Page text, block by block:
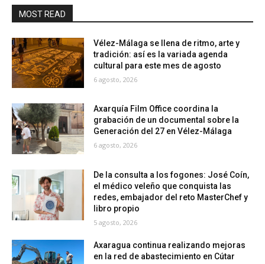
MOST READ
Vélez-Málaga se llena de ritmo, arte y
tradición: así es la variada agenda
cultural para este mes de agosto
6 agosto, 2026
Axarquía Film Office coordina la
grabación de un documental sobre la
Generación del 27 en Vélez-Málaga
6 agosto, 2026
De la consulta a los fogones: José Coín,
el médico veleño que conquista las
redes, embajador del reto MasterChef y
libro propio
5 agosto, 2026
Axaragua continua realizando mejoras
en la red de abastecimiento en Cútar